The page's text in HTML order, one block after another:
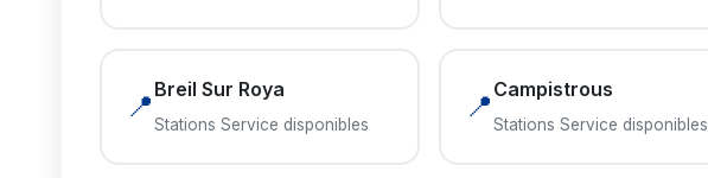
📍 Breil Sur Roya
Stations Service disponibles
📍 Campistrous
Stations Service disponibles